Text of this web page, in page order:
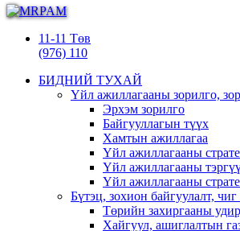
11-11 Төв
(976) 110
БИДНИЙ ТУХАЙ
Үйл ажиллагааны зорилго,
Эрхэм зорилго
Байгууллагын түүх
Хамтын ажиллагаа
Үйл ажиллагааны
Үйл ажиллагааны
Үйл ажиллагааны
Бүтэц, зохион байгуулалт, чиг
Төрийн захиргааны
Хайгуул, ашиглалтын